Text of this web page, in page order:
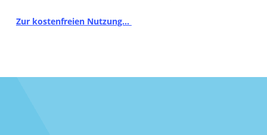
Zur kostenfreien Nutzung…